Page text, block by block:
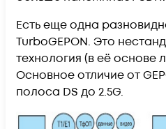
Есть еще одна
TurboGEPON. Это
технология (в её основе
Основное отличие от
полоса DS до 2.5G.